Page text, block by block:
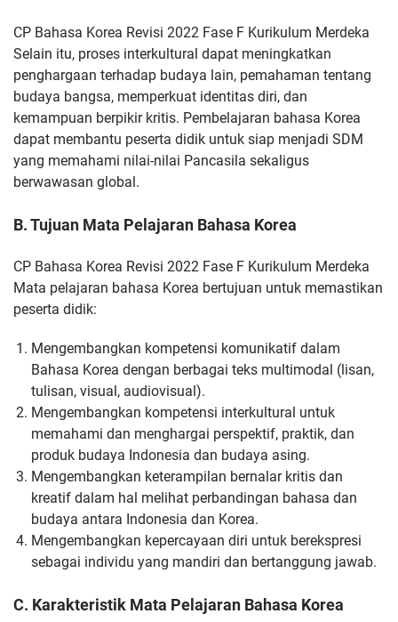
CP Bahasa Korea Revisi 2022 Fase F Kurikulum Merdeka
Selain itu, proses interkultural dapat meningkatkan
penghargaan terhadap budaya lain, pemahaman tentang
budaya bangsa, memperkuat identitas diri, dan
kemampuan berpikir kritis. Pembelajaran bahasa Korea
dapat membantu peserta didik untuk siap menjadi SDM
yang memahami nilai-nilai Pancasila sekaligus
berwawasan global.
B. Tujuan Mata Pelajaran Bahasa Korea
CP Bahasa Korea Revisi 2022 Fase F Kurikulum Merdeka
Mata pelajaran bahasa Korea bertujuan untuk memastikan
peserta didik:
Mengembangkan kompetensi komunikatif dalam
Bahasa Korea dengan berbagai teks multimodal (lisan,
tulisan, visual, audiovisual).
Mengembangkan kompetensi interkultural untuk
memahami dan menghargai perspektif, praktik, dan
produk budaya Indonesia dan budaya asing.
Mengembangkan keterampilan bernalar kritis dan
kreatif dalam hal melihat perbandingan bahasa dan
budaya antara Indonesia dan Korea.
Mengembangkan kepercayaan diri untuk berekspresi
sebagai individu yang mandiri dan bertanggung jawab.
C. Karakteristik Mata Pelajaran Bahasa Korea